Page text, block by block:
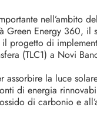
nell’ambito
Green Energy 360, il
progetto di
(TLC1) a Novi
assorbire la luce
di energia
di carbonio e